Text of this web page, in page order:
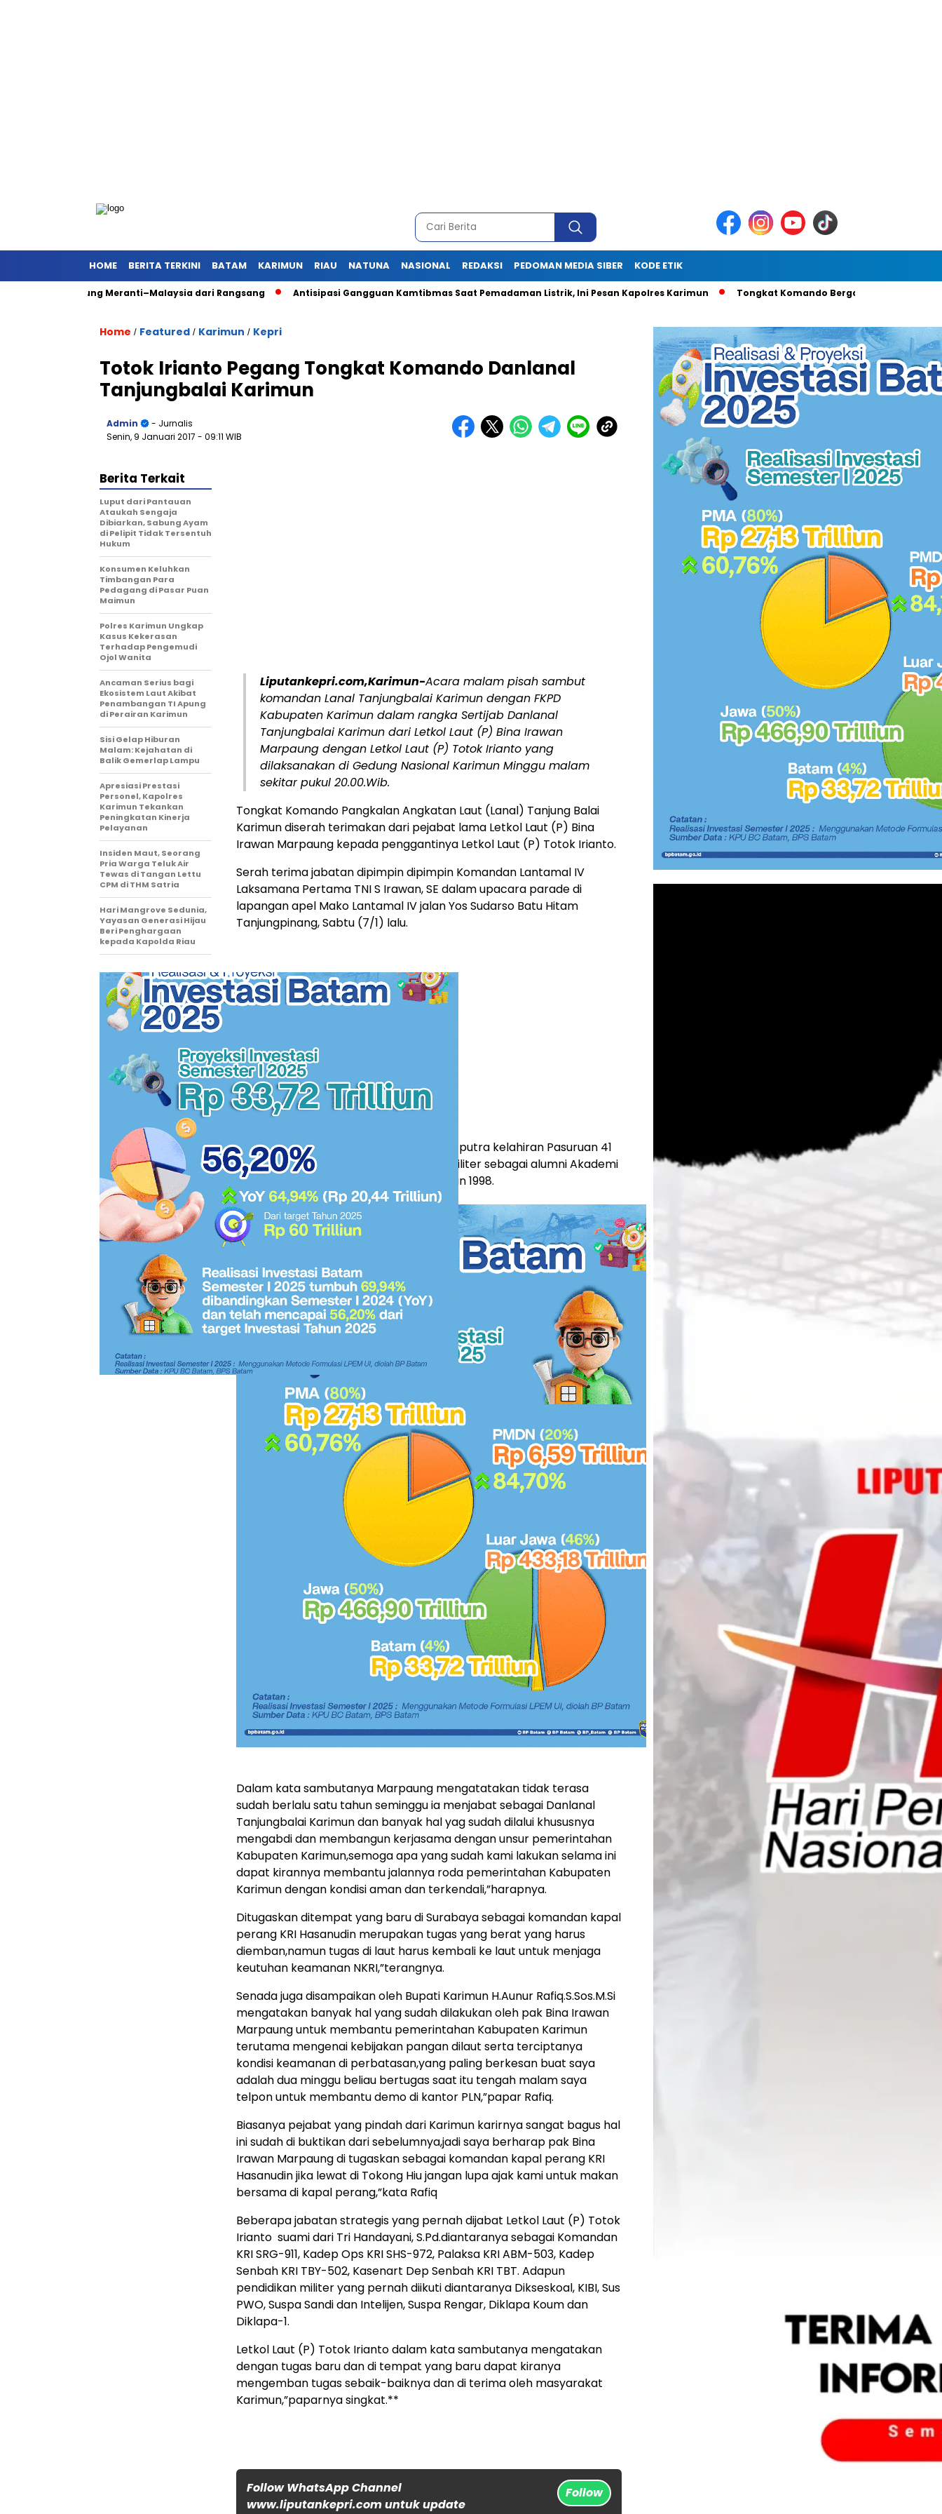
HOME BERITA TERKINI BATAM KARIMUN RIAU NATUNA NASIONAL REDAKSI PEDOMAN MEDIA SIBER KODE ETIK
Langsung Meranti–Malaysia dari Rangsang Antisipasi Gangguan Kamtibmas Saat Pemadaman Listrik, Ini Pesan Kapolres Karimun Tongkat Komando Berganti, AKBP Gede Prasetia
Home / Featured / Karimun / Kepri
Totok Irianto Pegang Tongkat Komando Danlanal
Tanjungbalai Karimun
Admin
- Jurnalis
Senin, 9 Januari 2017 - 09:11 WIB
Liputankepri.com,Karimun-Acara malam pisah sambut
komandan Lanal Tanjungbalai Karimun dengan FKPD
Kabupaten Karimun dalam rangka Sertijab Danlanal
Tanjungbalai Karimun dari Letkol Laut (P) Bina Irawan
Marpaung dengan Letkol Laut (P) Totok Irianto yang
dilaksanakan di Gedung Nasional Karimun Minggu malam
sekitar pukul 20.00.Wib.
Tongkat Komando Pangkalan Angkatan Laut (Lanal) Tanjung Balai
Karimun diserah terimakan dari pejabat lama Letkol Laut (P) Bina
Irawan Marpaung kepada penggantinya Letkol Laut (P) Totok Irianto.
Serah terima jabatan dipimpin dipimpin Komandan Lantamal IV
Laksamana Pertama TNI S Irawan, SE dalam upacara parade di
lapangan apel Mako Lantamal IV jalan Yos Sudarso Batu Hitam
Tanjungpinang, Sabtu (7/1) lalu.
Letkol Laut (P) Totok Irianto merupakan putra kelahiran Pasuruan 41
tahun silam, menamatkan pendidikan militer sebagai alumni Akademi
Angkatan Laut (AAL) angkatan XLIV tahun 1998.
Dalam kata sambutanya Marpaung mengatatakan tidak terasa
sudah berlalu satu tahun seminggu ia menjabat sebagai Danlanal
Tanjungbalai Karimun dan banyak hal yag sudah dilalui khususnya
mengabdi dan membangun kerjasama dengan unsur pemerintahan
Kabupaten Karimun,semoga apa yang sudah kami lakukan selama ini
dapat kirannya membantu jalannya roda pemerintahan Kabupaten
Karimun dengan kondisi aman dan terkendali,”harapnya.
Ditugaskan ditempat yang baru di Surabaya sebagai komandan kapal
perang KRI Hasanudin merupakan tugas yang berat yang harus
diemban,namun tugas di laut harus kembali ke laut untuk menjaga
keutuhan keamanan NKRI,”terangnya.
Senada juga disampaikan oleh Bupati Karimun H.Aunur Rafiq.S.Sos.M.Si
mengatakan banyak hal yang sudah dilakukan oleh pak Bina Irawan
Marpaung untuk membantu pemerintahan Kabupaten Karimun
terutama mengenai kebijakan pangan dilaut serta terciptanya
kondisi keamanan di perbatasan,yang paling berkesan buat saya
adalah dua minggu beliau bertugas saat itu tengah malam saya
telpon untuk membantu demo di kantor PLN,”papar Rafiq.
Biasanya pejabat yang pindah dari Karimun karirnya sangat bagus hal
ini sudah di buktikan dari sebelumnya,jadi saya berharap pak Bina
Irawan Marpaung di tugaskan sebagai komandan kapal perang KRI
Hasanudin jika lewat di Tokong Hiu jangan lupa ajak kami untuk makan
bersama di kapal perang,”kata Rafiq
Beberapa jabatan strategis yang pernah dijabat Letkol Laut (P) Totok
Irianto suami dari Tri Handayani, S.Pd.diantaranya sebagai Komandan
KRI SRG-911, Kadep Ops KRI SHS-972, Palaksa KRI ABM-503, Kadep
Senbah KRI TBY-502, Kasenart Dep Senbah KRI TBT. Adapun
pendidikan militer yang pernah diikuti diantaranya Dikseskoal, KIBI, Sus
PWO, Suspa Sandi dan Intelijen, Suspa Rengar, Diklapa Koum dan
Diklapa-1.
Letkol Laut (P) Totok Irianto dalam kata sambutanya mengatakan
dengan tugas baru dan di tempat yang baru dapat kiranya
mengemban tugas sebaik-baiknya dan di terima oleh masyarakat
Karimun,”paparnya singkat.**
Follow WhatsApp Channel
www.liputankepri.com untuk update
Follow
Berita Terkait
Luput dari Pantauan
Ataukah Sengaja
Dibiarkan, Sabung Ayam
di Pelipit Tidak Tersentuh
Hukum
Konsumen Keluhkan
Timbangan Para
Pedagang di Pasar Puan
Maimun
Polres Karimun Ungkap
Kasus Kekerasan
Terhadap Pengemudi
Ojol Wanita
Ancaman Serius bagi
Ekosistem Laut Akibat
Penambangan TI Apung
di Perairan Karimun
Sisi Gelap Hiburan
Malam: Kejahatan di
Balik Gemerlap Lampu
Apresiasi Prestasi
Personel, Kapolres
Karimun Tekankan
Peningkatan Kinerja
Pelayanan
Insiden Maut, Seorang
Pria Warga Teluk Air
Tewas di Tangan Lettu
CPM di THM Satria
Hari Mangrove Sedunia,
Yayasan Generasi Hijau
Beri Penghargaan
kepada Kapolda Riau